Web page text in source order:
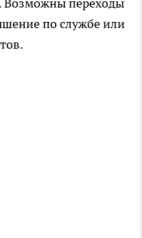
по службе или